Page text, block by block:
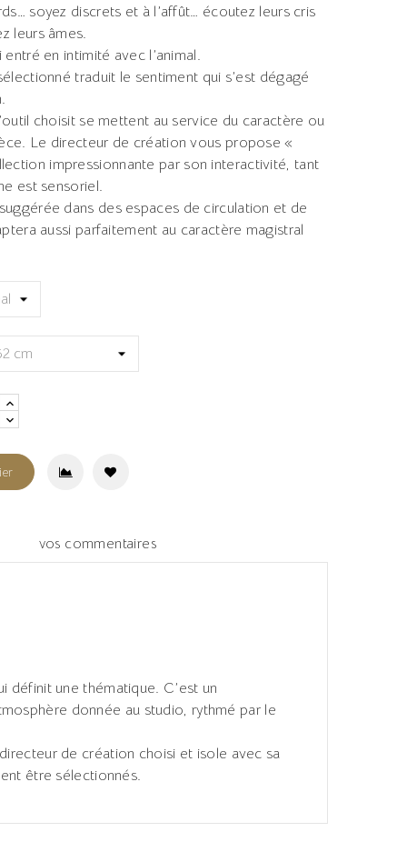
soyez discrets et à l’affût… écoutez leurs cris
leurs âmes.
en intimité avec l’animal.
traduit le sentiment qui s’est dégagé
choisit se mettent au service du caractère ou
Le directeur de création vous propose «
impressionnante par son interactivité, tant
est sensoriel.
dans des espaces de circulation et de
aussi parfaitement au caractère magistral
vos commentaires
définit une thématique. C’est un
donnée au studio, rythmé par le
de création choisi et isole avec sa
être sélectionnés.